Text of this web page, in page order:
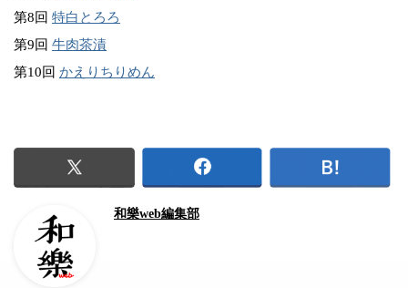
第8回 特白とろろ
第9回 牛肉茶漬
第10回 かえりちりめん
和樂web編集部